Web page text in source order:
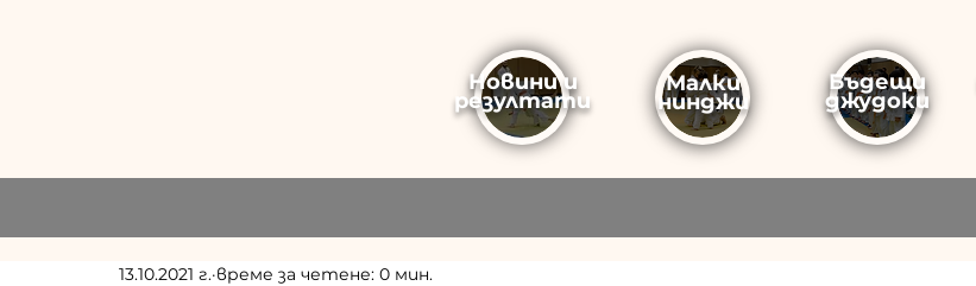
Новини и
резултати
Малки
нинджи
Бъдещи
джудоки
13.10.2021 г. време за четене: 0 мин.